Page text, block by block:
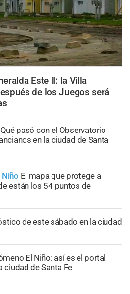
Este II: la Villa
de los Juegos será
pasó con el Observatorio
en la ciudad de Santa
Niño El mapa que protege a
están los 54 puntos de
de este sábado en la ciudad
El Niño: así es el portal
ciudad de Santa Fe